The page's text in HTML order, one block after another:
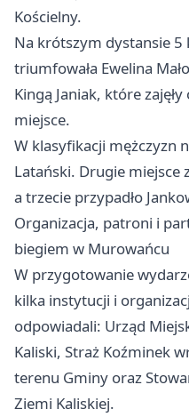
Kościelny.
Na krótszym dystansie
triumfowała Ewelina
Kingą Janiak, które
miejsce.
W klasyfikacji mężczyzn
Latański. Drugie miejsce
a trzecie przypadło
Organizacja, patroni i
biegiem w Murowańcu
W przygotowanie
kilka instytucji i
odpowiadali: Urząd
Kaliski, Straż Koźminek
terenu Gminy oraz
Ziemi Kaliskiej.